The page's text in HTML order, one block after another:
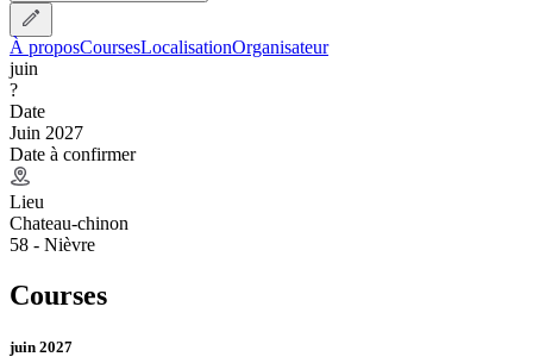
À proposCoursesLocalisationOrganisateur
juin
?
Date
Juin 2027
Date à confirmer
Lieu
Chateau-chinon
58 - Nièvre
Courses
juin 2027